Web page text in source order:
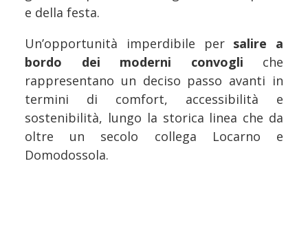
e della festa.
Un’opportunità imperdibile per salire a
bordo dei moderni convogli che
rappresentano un deciso passo avanti in
termini di comfort, accessibilità e
sostenibilità, lungo la storica linea che da
oltre un secolo collega Locarno e
Domodossola.